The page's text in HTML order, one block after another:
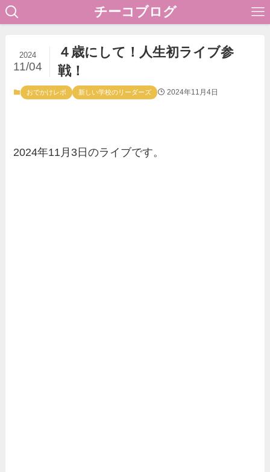
チーコブログ
４歳にして！人生初ライブ参
戦！
2024
11/04
おでかけレポ 新しい学校のリーダーズ 2024年11月4日
2024年11月3日のライブです。